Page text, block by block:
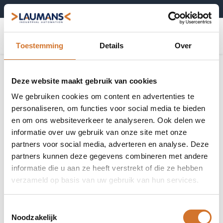
Toestemming Details Over
Deze website maakt gebruik van cookies
We gebruiken cookies om content en advertenties te
personaliseren, om functies voor social media te bieden
en om ons websiteverkeer te analyseren. Ook delen we
informatie over uw gebruik van onze site met onze
partners voor social media, adverteren en analyse. Deze
partners kunnen deze gegevens combineren met andere
informatie die u aan ze heeft verstrekt of die ze hebben
verzameld op basis van uw gebruik van hun services.
Noodzakelijk
0